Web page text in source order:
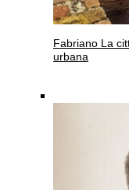
Fabriano La
urbana